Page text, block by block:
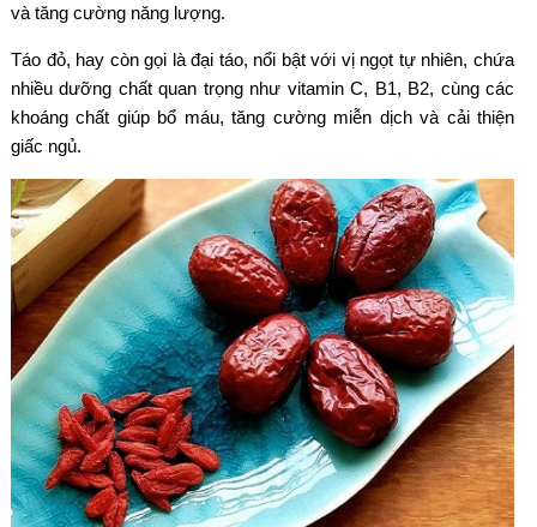
và tăng cường năng lượng.
Táo đỏ, hay còn gọi là đại táo, nổi bật với vị ngọt tự nhiên, chứa
nhiều dưỡng chất quan trọng như vitamin C, B1, B2, cùng các
khoáng chất giúp bổ máu, tăng cường miễn dịch và cải thiện
giấc ngủ.